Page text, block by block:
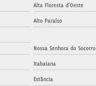
Alta Floresta d'Oeste
Alto Paraíso
Nossa Senhora do Socorro
Itabaiana
Estância